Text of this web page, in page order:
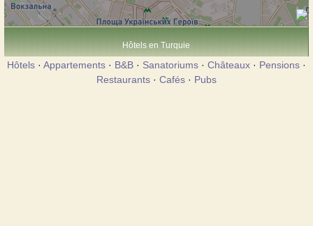
Hôtels en Turquie
Hôtels · Appartements · B&B · Sanatoriums · Châteaux · Pensions ·
Restaurants · Cafés · Pubs